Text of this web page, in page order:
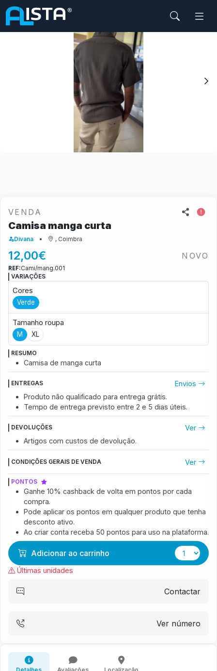
Vestuário
VENDA
Camisa manga curta
Divana , Coimbra
12,00€ NOVO
REF:Cami/mang.001
VARIAÇÕES
Cores
Verde
Tamanho roupa
M XL
RESUMO
Camisa de manga curta
ENTREGAS
Envios
Produto não qualificado para entrega grátis.
Tempo de entrega previsto entre 2 e 5 dias úteis.
DEVOLUÇÕES
Ver
Artigos com custos de devolução.
CONDIÇÕES GERAIS DE VENDA Ver
PONTOS
Ganhe 10% cashback de volta em pontos por cada
compra.
Pode aplicar os pontos em qualquer produto que tenha
desconto ativo.
Ao criar conta receba 50 pontos para uso na plataforma.
Adicionar ao carrinho
Últimas unidades
Contactar
Ver número